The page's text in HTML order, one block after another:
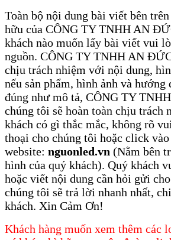
Toàn bộ nội dung bài viết bên
hữu của CÔNG TY TNHH AN
khách nào muốn lấy bài viết vui
nguồn. CÔNG TY TNHH AN
chịu trách nhiệm với nội dung,
nếu sản phẩm, hình ảnh và hướng
đúng như mô tả, CÔNG TY
chúng tôi sẽ hoàn toàn chịu trách
khách có gì thắc mắc, không rõ
thoại cho chúng tôi hoặc click
website: nguonled.vn (Nằm bên
hình của quý khách). Quý khách
hoặc viết nội dung cần hỏi gửi
chúng tôi sẽ trả lời nhanh nhất,
khách. Xin Cảm Ơn!
​Khách hàng muốn xem thêm các